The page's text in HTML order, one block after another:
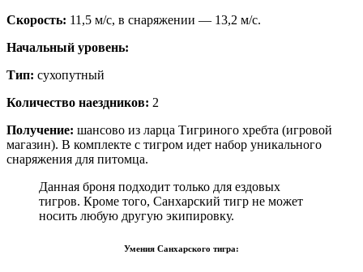
Скорость: 11,5 м/с, в снаряжении — 13,2 м/с.
Начальный уровень:
Тип: сухопутный
Количество наездников: 2
Получение: шансово из ларца Тигриного хребта (игровой
магазин). В комплекте с тигром идет набор уникального
снаряжения для питомца.
Данная броня подходит только для ездовых
тигров. Кроме того, Санхарский тигр не может
носить любую другую экипировку.
Умения Санхарского тигра: